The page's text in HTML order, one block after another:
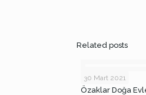
Related posts
30 Mart 2021
Özaklar Doğa